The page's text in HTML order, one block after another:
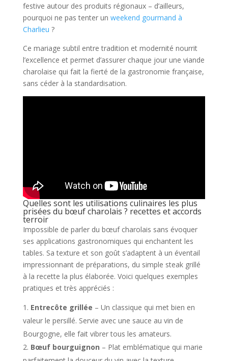
festive autour des produits régionaux – d’ailleurs,
pourquoi ne pas tenter un weekend gourmand à
Charlieu ?
Ce mariage subtil entre tradition et modernité nourrit
l’excellence et permet d’assurer chaque jour une viande
charolaise qui fait la fierté de la gastronomie française,
sans céder à la standardisation.
Quelles sont les utilisations culinaires les plus
prisées du bœuf charolais ? recettes et accords
terroir
Impossible de parler du bœuf charolais sans évoquer
ses applications gastronomiques qui enchantent les
tables. Sa texture et son goût s’adaptent à un éventail
impressionnant de préparations, du simple steak grillé
à la recette la plus élaborée. Voici quelques exemples
pratiques et très appréciés :
Entrecôte grillée – Un classique qui met bien en
valeur le persillé. Servie avec une sauce au vin de
Bourgogne, elle fait vibrer tous les amateurs.
Bœuf bourguignon – Plat emblématique qui marie